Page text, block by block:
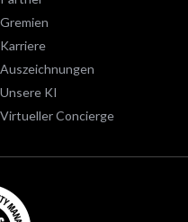
Gremien
Karriere
Auszeichnungen
Unsere KI
Virtueller Concierge